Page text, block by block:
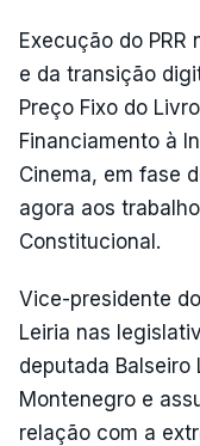
Execução do PRR
e da transição
Preço Fixo do
Financiamento à
Cinema, em fase
agora aos
Constitucional.
Vice-presidente
Leiria nas
deputada Balseiro
Montenegro e
relação com a